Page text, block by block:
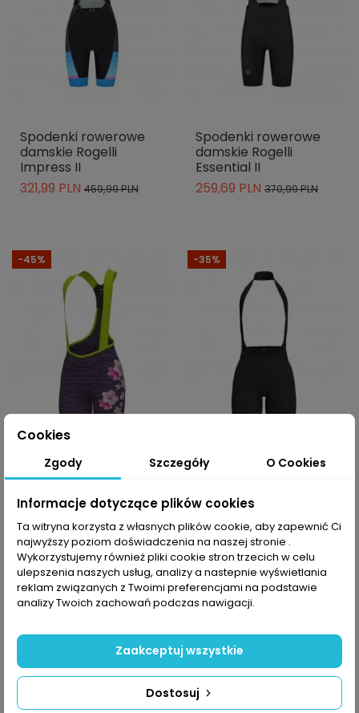
Spodenki rowerowe
damskie Rogelli
Impress II
321,99 PLN 459,99 PLN
Spodenki rowerowe
damskie Rogelli
Essential II
259,69 PLN 370,99 PLN
-10% z kodem MOVE
-45%
Spodenki rowerowe
PR-E Sauvage
406,99 PLN 739,99 PLN
-35%
Spodenki rowerowe
R-EV1 Velocity Plus
591,49 PLN 909,99 PLN
-30% -30%
Cookies
Zgody Szczegóły O Cookies
Informacje dotyczące plików cookies
Ta witryna korzysta z własnych plików cookie, aby zapewnić Ci
najwyższy poziom doświadczenia na naszej stronie .
Wykorzystujemy również pliki cookie stron trzecich w celu
ulepszenia naszych usług, analizy a nastepnie wyświetlania
reklam związanych z Twoimi preferencjami na podstawie
analizy Twoich zachowań podczas nawigacji.
Dostosuj
Zaakceptuj wszystkie